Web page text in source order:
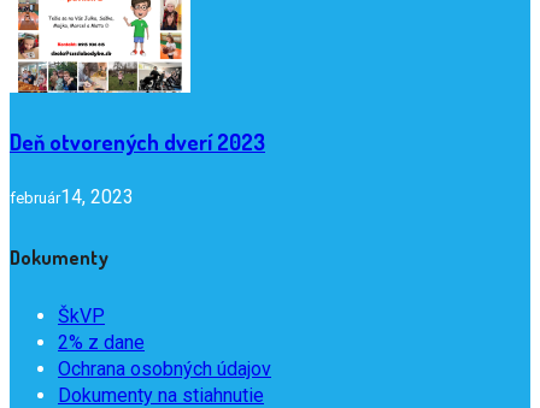
Deň otvorených dverí 2023
február14, 2023
Dokumenty
ŠkVP
2% z dane
Ochrana osobných údajov
Dokumenty na stiahnutie